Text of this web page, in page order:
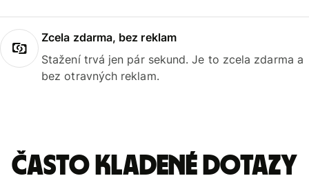
Zcela zdarma, bez reklam
Stažení trvá jen pár sekund. Je to zcela zdarma a
bez otravných reklam.
Často kladené dotazy